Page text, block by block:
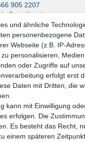
905 2207
online.de
Letter
NACHNAME
ich dieDaten­schutz­erklärung
widerrufen.**
und ähnliche
personenbezogene
Webseite (z.B. IP-
personalisieren,
oder Zugriffe auf
erfolgt erst
Daten mit Dritten, die
kann mit Einwilligung
erfolgen. Die
Es besteht das Recht,
einem späteren